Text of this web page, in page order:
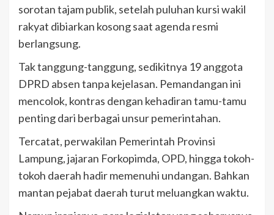
sorotan tajam publik, setelah puluhan kursi wakil
rakyat dibiarkan kosong saat agenda resmi
berlangsung.
Tak tanggung-tanggung, sedikitnya 19 anggota
DPRD absen tanpa kejelasan. Pemandangan ini
mencolok, kontras dengan kehadiran tamu-tamu
penting dari berbagai unsur pemerintahan.
Tercatat, perwakilan Pemerintah Provinsi
Lampung, jajaran Forkopimda, OPD, hingga tokoh-
tokoh daerah hadir memenuhi undangan. Bahkan
mantan pejabat daerah turut meluangkan waktu.